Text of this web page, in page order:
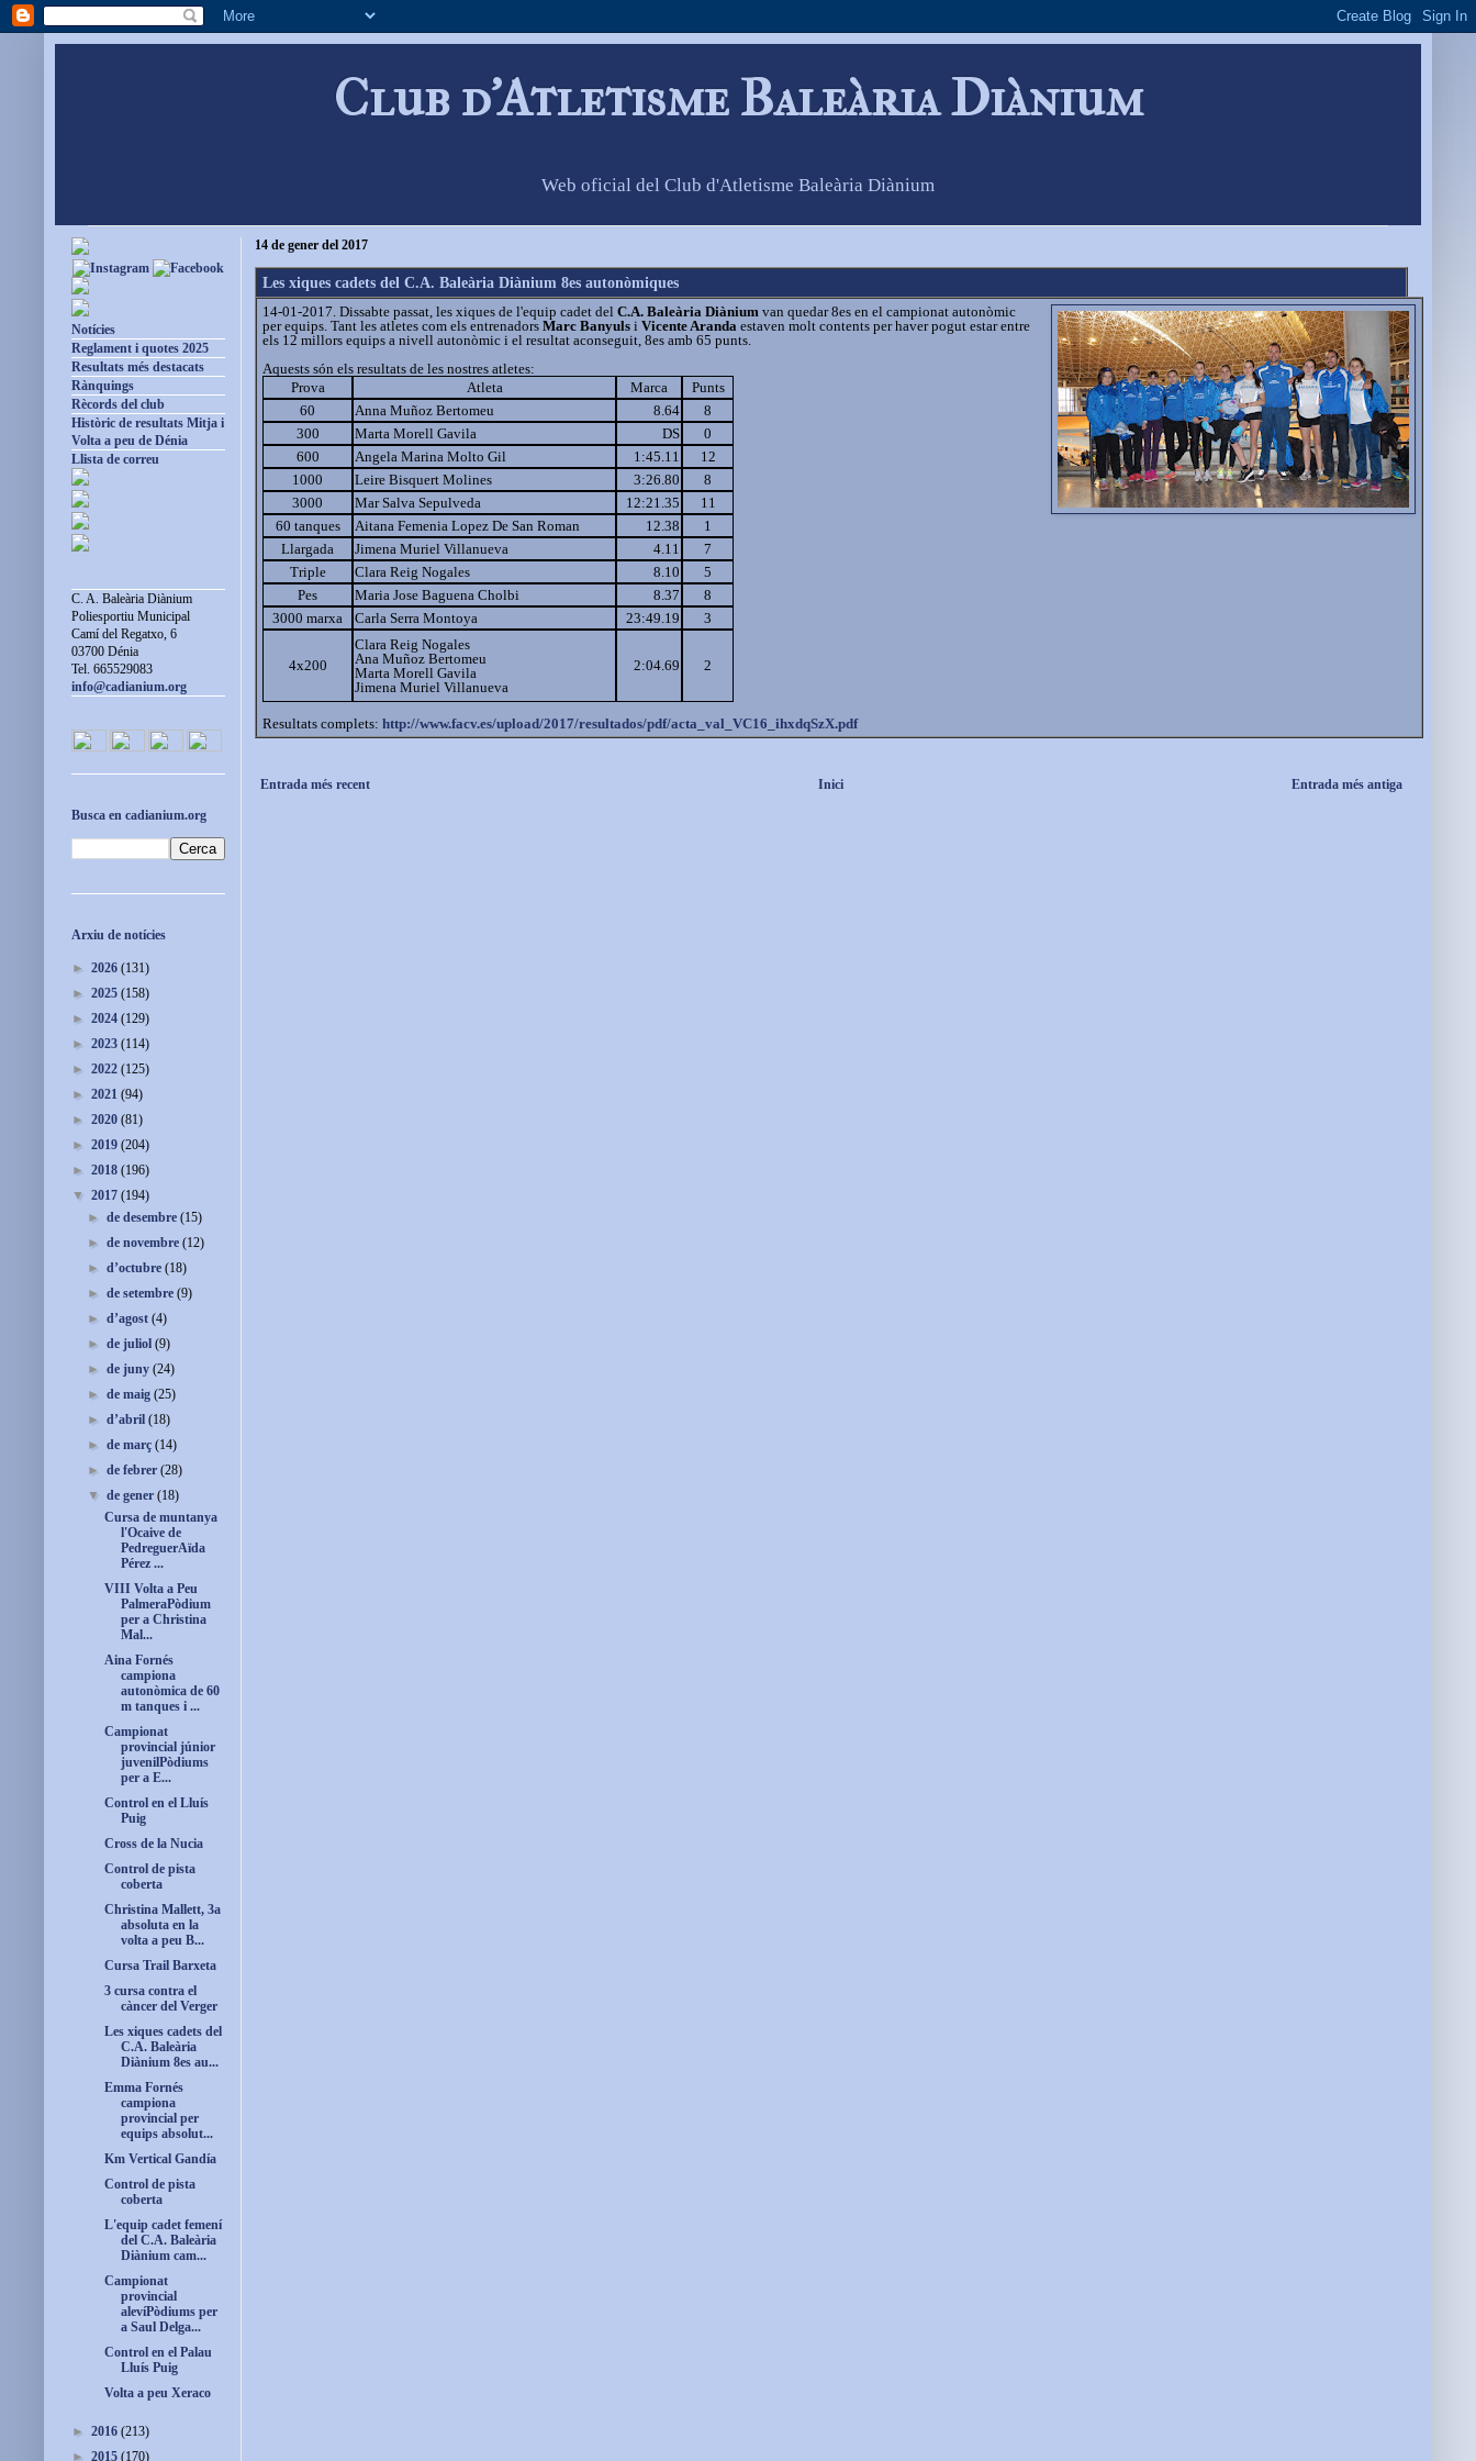
Club d'Atletisme Baleària Diànium
Web oficial del Club d'Atletisme Baleària Diànium
14 de gener del 2017
Les xiques cadets del C.A. Baleària Diànium 8es autonòmiques
14-01-2017. Dissabte passat, les xiques de l'equip cadet del C.A. Baleària Diànium van quedar 8es en el campionat autonòmic
per equips. Tant les atletes com els entrenadors Marc Banyuls i Vicente Aranda estaven molt contents per haver pogut estar entre
els 12 millors equips a nivell autonòmic i el resultat aconseguit, 8es amb 65 punts.
Aquests són els resultats de les nostres atletes:
Prova
Atleta Marca
Punts
60
Anna Muñoz Bertomeu 8.64
8
300
Marta Morell Gavila DS
0
600
Angela Marina Molto Gil 1:45.11
12
1000
Leire Bisquert Molines 3:26.80
8
3000
Mar Salva Sepulveda 12:21.35
11
60 tanques
Aitana Femenia Lopez De San Roman 12.38
1
Llargada
Jimena Muriel Villanueva 4.11
7
Triple
Clara Reig Nogales 8.10
5
Pes
Maria Jose Baguena Cholbi 8.37
8
3000 marxa
Carla Serra Montoya 23:49.19 3
4x200
Clara Reig Nogales
Ana Muñoz Bertomeu
Marta Morell Gavila
Jimena Muriel Villanueva
2:04.69 2
Resultats complets: http://www.facv.es/upload/2017/resultados/pdf/acta_val_VC16_ ihxdqSzX.pdf
Entrada més recent Entrada més antiga
Inici
Notícies
Reglament i quotes 2025
Resultats més destacats
Rànquings
Rècords del club
Històric de resultats Mitja i
Volta a peu de Dénia
Llista de correu
C. A. Baleària Diànium
Poliesportiu Municipal
Camí del Regatxo, 6
03700 Dénia
Tel. 665529083
info@cadianium.org
Busca en cadianium.org
Arxiu de notícies
► 2026 (131)
► 2025 (158)
► 2024 (129)
► 2023 (114)
► 2022 (125)
► 2021 (94)
► 2020 (81)
► 2019 (204)
► 2018 (196)
▼ 2017 (194)
►de desembre(15)
►de novembre(12)
►d’octubre(18)
►de setembre(9)
►d’agost(4)
►de juliol(9)
►de juny(24)
►de maig(25)
►d’abril(18)
►de març(14)
►de febrer(28)
▼de gener(18)
Cursa de muntanya
l'Ocaive de
PedreguerAïda
Pérez ...
VIII Volta a Peu
PalmeraPòdium
per a Christina
Mal...
Aina Fornés
campiona
autonòmica de 60
m tanques i ...
Campionat
provincial júnior
juvenilPòdiums
per a E...
Control en el Lluís
Puig
Cross de la Nucia
Control de pista
coberta
Christina Mallett, 3a
absoluta en la
volta a peu B...
Cursa Trail Barxeta
3 cursa contra el
càncer del Verger
Les xiques cadets del
C.A. Baleària
Diànium 8es au...
Emma Fornés
campiona
provincial per
equips absolut...
Km Vertical Gandía
Control de pista
coberta
L'equip cadet femení
del C.A. Baleària
Diànium cam...
Campionat
provincial
alevíPòdiums per
a Saul Delga...
Control en el Palau
Lluís Puig
Volta a peu Xeraco
► 2016 (213)
► 2015 (170)